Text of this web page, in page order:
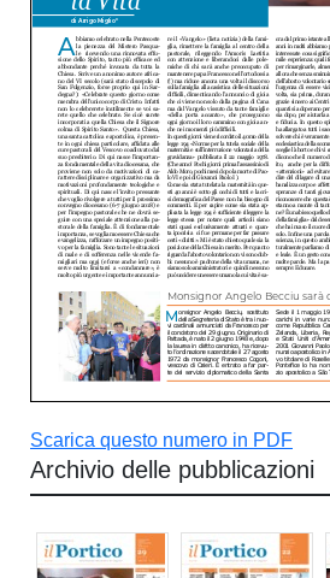
Scarica questo numero in PDF
Archivio delle pubblicazioni